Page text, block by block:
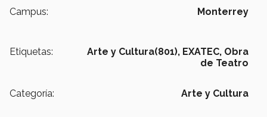
Campus: Monterrey
Etiquetas: Arte y Cultura(801), EXATEC, Obra
de Teatro
Categoría: Arte y Cultura